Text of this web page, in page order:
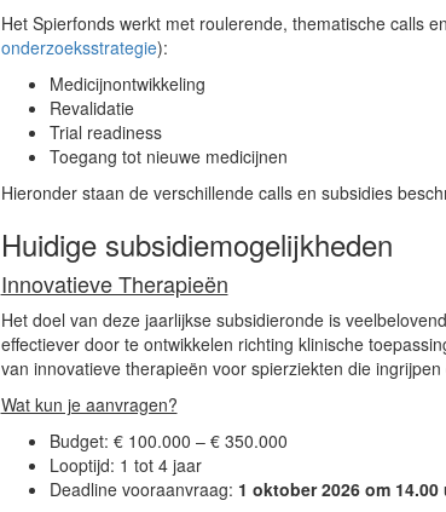
Het Spierfonds werkt met roulerende, thematische calls
onderzoeksstrategie):
Medicijnontwikkeling
Revalidatie
Trial readiness
Toegang tot nieuwe medicijnen
Hieronder staan de verschillende calls en subsidies
Huidige subsidiemogelijkheden
Innovatieve Therapieën
Het doel van deze jaarlijkse subsidieronde is
effectiever door te ontwikkelen richting klinische
van innovatieve therapieën voor spierziekten die
Wat kun je aanvragen?
Budget: € 100.000 – € 350.000
Looptijd: 1 tot 4 jaar
Deadline vooraanvraag: 1 oktober 2026 om 14.00